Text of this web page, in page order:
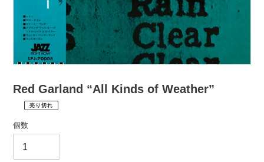
Red Garland “All Kinds of Weather”
常
価
格
¥2,970
売り切れ
税
込
送
個数